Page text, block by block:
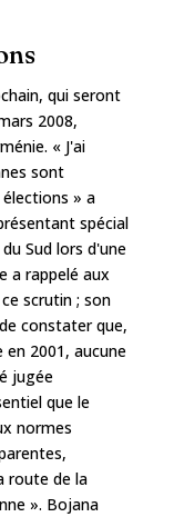
qui seront
2008,
« J'ai
sont
» a
spécial
Sud lors d'une
a rappelé aux
scrutin ; son
constater que,
en 2001, aucune
jugée
que le
normes
route de la
». Bojana